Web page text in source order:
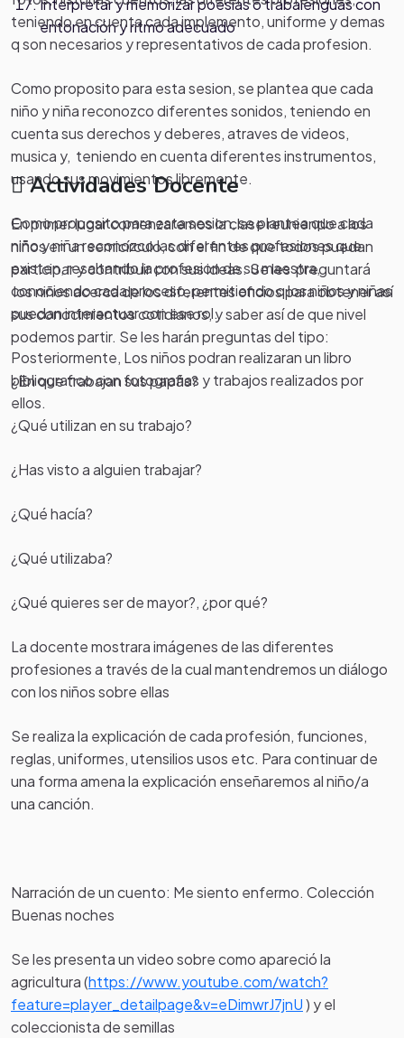
Interpretar y memorizar poesías o trabalenguas con
entonación y ritmo adecuado
teniendo en cuenta cada implemento, uniforme y demas
q son necesarios y representativos de cada profesion.
Como proposito para esta sesion, se plantea que cada
niño y niña reconozco diferentes sonidos, teniendo en
cuenta sus derechos y deberes, atraves de videos,
musica y, teniendo en cuenta diferentes instrumentos,
usando sus movimientos libremente.
Como proposito para esta sesion, se plantea que cada
niño y niña reconozco las diferentes profesiones que
existen, resaltando la profesion de su maestra,
conociendo cada proceso, permitiendo q los niños y niñas
puedan interactuar con ese rol.
Posteriormente, Los niños podran realizaran un libro
bibliografico con fotografias y trabajos realizados por
ellos.
Actividades Docente
En primer lugar comenzaremos la clase reuniendo a los
niños en un semicírculo, con el fin de que todos puedan
participar y contribuir con sus ideas. Se les preguntará
los niños acerca de los diferentes oficios para obtener así
sus conocimientos cotidianos, y saber así de que nivel
podemos partir. Se les harán preguntas del tipo:
¿En que trabajan sus papás?
¿Qué utilizan en su trabajo?
¿Has visto a alguien trabajar?
¿Qué hacía?
¿Qué utilizaba?
¿Qué quieres ser de mayor?, ¿por qué?
La docente mostrara imágenes de las diferentes
profesiones a través de la cual mantendremos un diálogo
con los niños sobre ellas
Se realiza la explicación de cada profesión, funciones,
reglas, uniformes, utensilios usos etc. Para continuar de
una forma amena la explicación enseñaremos al niño/a
una canción.
Narración de un cuento: Me siento enfermo. Colección
Buenas noches
Se les presenta un video sobre como apareció la
agricultura (https://www.youtube.com/watch?
feature=player_detailpage&v=eDimwrJ7jnU) y el
coleccionista de semillas